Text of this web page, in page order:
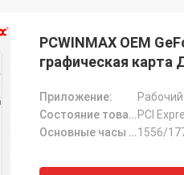
PCWINMAX OEM
графическая карта
Приложение:
Состояние товара: PCI
Основные часы (МГц):1556/